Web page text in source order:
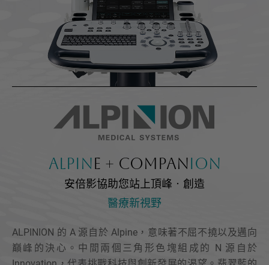
Alpine + Companion
安倍影協助您站上頂峰‧創造
醫療新視野
ALPINION 的 A 源自於 Alpine，意味著不屈不撓以及邁向
巔峰的決心。中間兩個三角形色塊組成的 N 源自於